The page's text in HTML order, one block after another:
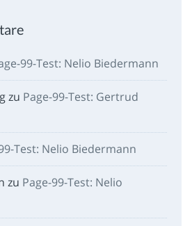
99-Test: Nelio Biedermann
zu Page-99-Test: Gertrud
Test: Nelio Biedermann
zu Page-99-Test: Nelio